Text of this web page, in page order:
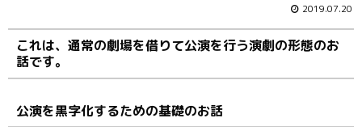
2019.07.20
これは、通常の劇場を借りて公演を行う演劇の形態のお
話です。
公演を黒字化するための基礎のお話